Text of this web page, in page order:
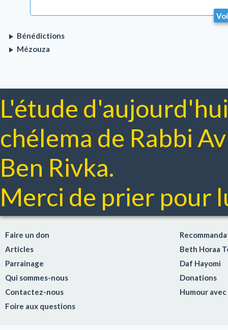
Bénédictions
Mézouza
L'étude
chélema de Rabbi
Ben Rivka.
Merci de prier pour
Faire un don
Articles
Parrainage
Qui sommes-nous
Contactez-nous
Foire aux questions
Beth Horaa
Daf Hayomi
Donations
Humour